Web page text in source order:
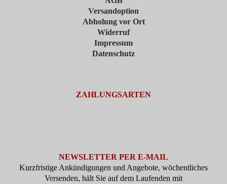
Versandoption
Abholung vor Ort
Widerruf
Impressum
Datenschutz
ZAHLUNGSARTEN
NEWSLETTER PER E-MAIL
Kurzfristige Ankündigungen und Angebote, wöchentliches
Versenden, hält Sie auf dem Laufenden mit